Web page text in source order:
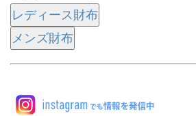
レディース財布
メンズ財布